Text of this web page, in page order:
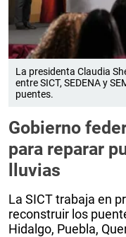
La presidenta Claudia
entre SICT, SEDENA y
puentes.
Gobierno
para reparar
lluvias
La SICT trabaja en
reconstruir los
Hidalgo, Puebla,